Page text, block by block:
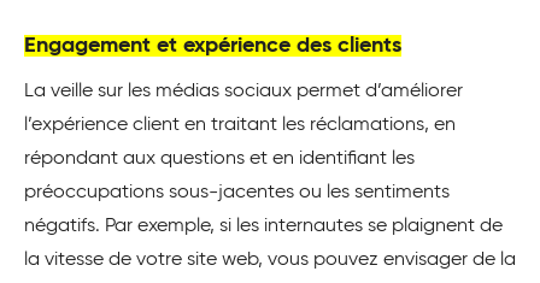
Engagement et expérience des clients
La veille sur les médias sociaux permet d’améliorer
l’expérience client en traitant les réclamations, en
répondant aux questions et en identifiant les
préoccupations sous-jacentes ou les sentiments
négatifs. Par exemple, si les internautes se plaignent de
la vitesse de votre site web, vous pouvez envisager de la